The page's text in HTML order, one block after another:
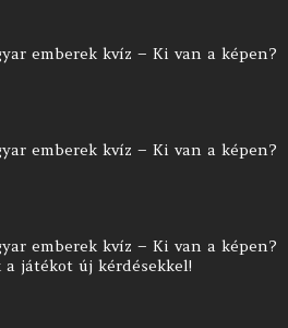
emberek kvíz – Ki van a képen?
emberek kvíz – Ki van a képen?
emberek kvíz – Ki van a képen?
játékot új kérdésekkel!